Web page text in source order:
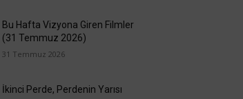
Bu Hafta Vizyona Giren Filmler
(31 Temmuz 2026)
31 Temmuz 2026
İkinci Perde, Perdenin Yarısı